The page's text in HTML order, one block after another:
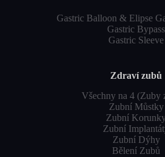
Gastric Balloon & Elipse
Gastric Bypass
Gastric Sleeve
Zdraví zubů
Všechny na 4 (Zuby
Zubní Můstky
Zubní
Zubní
Zubní Dýhy
Bělení Zubů